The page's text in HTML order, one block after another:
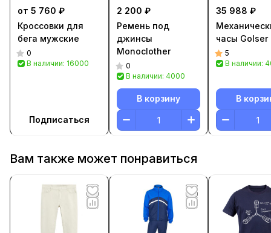
от 5 760 ₽
Кроссовки для
бега мужские
0
В наличии: 16000
Подписаться
2 200 ₽
Ремень под
джинсы
Monoclother
0
В наличии: 4000
В корзину
35 988 ₽
часы Golser
5
В наличии:
В
Вам также может понравиться